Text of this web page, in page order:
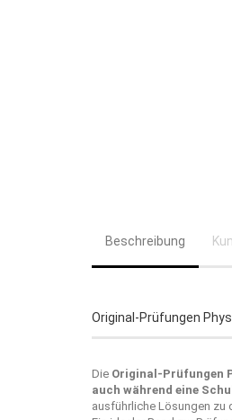
Beschreibung
Original-Prüfungen
Die Original-Prüfungen
auch während eine
ausführliche Lösungen zu